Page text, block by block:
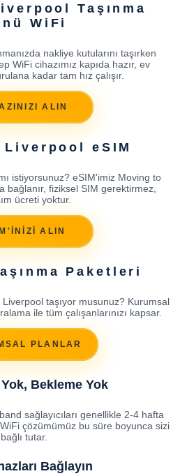
Taşınma
WiFi
nakliye kutularını taşırken
WiFi cihazımız kapıda hazır, ev
kadar tam hız çalışır.
ALIN
eSIM
istiyorsunuz? eSIM'imiz Moving to
bağlanır, fiziksel SIM gerektirmez,
ücreti yoktur.
ALIN
Paketleri
taşıyor musunuz? Kurumsal
ile tüm çalışanlarınızı kapsar.
PLANLAR
Bekleme Yok
sağlayıcıları genellikle 2-4 hafta
çözümümüz bu süre boyunca sizi
bağlı tutar.
Bağlayın